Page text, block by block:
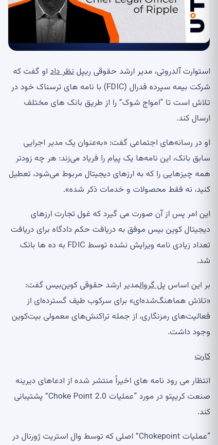
استوارت آلدروتی، مدیر ارشد حقوقی ریپلنظر داد او گفت که
شرکت بیمه سپرده فدرال (FDIC) با نامه های ترسناک خود در
تلاش است تا “امواج شوک” را از طریق بانک های مختلف
ارسال کند.
او در رسانه‌های اجتماعی گفت: «به‌عنوان یک مدیر اجرایی
سابق بانک، این نامه‌ها یک پیام را فریاد می‌زند: هر چه زودتر
همه چیزهایی را که به ارزهای دیجیتال مربوط می‌شود، تعطیل
کنید، نه فقط محصولات و خدمات ذکر شده».
این امر پس از آن صورت می گیرد که غول تجارت ارزهای
دیجیتال کوین بیس موفق به دریافت حکم دادگاه برای دریافت
تعداد زیادی نامه ویرایش نشده توسط FDIC به ده ها بانک
شد.
بر این اساس پل گروالمدیر ارشد حقوقی کوین‌بیس گفت:
«تلاش هماهنگ‌شده‌ای» برای سرکوب طیف گسترده‌ای از
فعالیت‌های رمزنگاری، از جمله تراکنش‌های معمولی بیت‌کوین
وجود داشت.
کارت
انتظار می رود نامه های اخیراً منتشر شده از ادعاهای دیرینه
صنعت کریپتو در مورد “عملیات Choke Point 2.0” پشتیبانی
کند.
“عملیات Chokepoint” اصلی که توسط وال استریت ژورنال در